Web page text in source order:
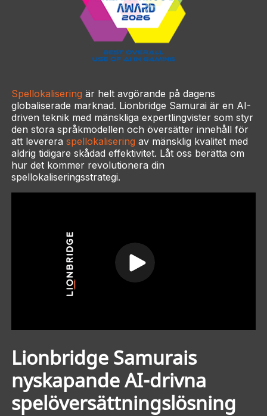
Spellokalisering är helt avgörande på dagens
globaliserade marknad. Lionbridge Samurai är en AI-
driven teknik med mänskliga expertlingvister som styr
den stora språkmodellen och översätter innehåll för
att leverera spellokalisering av mänsklig kvalitet med
aldrig tidigare skådad effektivitet. Låt oss berätta om
hur det kommer revolutionera din
spellokaliseringsstrategi.
Lionbridge Samurais
nyskapande AI-drivna
spelöversättningslösning